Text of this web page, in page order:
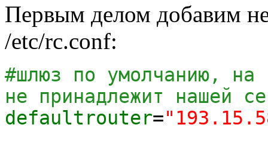
Первым делом добавим
/etc/rc.conf:
#шлюз по умолчанию,
не принадлежит нашей
defaultrouter=